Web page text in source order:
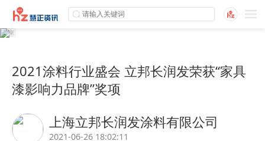
2021涂料行业盛会 立邦长润发荣获“家具
漆影响力品牌”奖项
上海立邦长润发涂料有限公司
2021-06-26 18:02:11